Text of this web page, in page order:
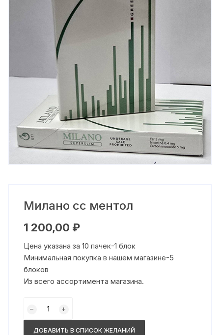
Милано сс ментол
1 200,00 ₽
Цена указана за 10 пачек-1 блок
Минимальная покупка в нашем магазине-5
блоков
Из всего ассортимента магазина.
товара
Милано
ДОБАВИТЬ В СПИСОК ЖЕЛАНИЙ